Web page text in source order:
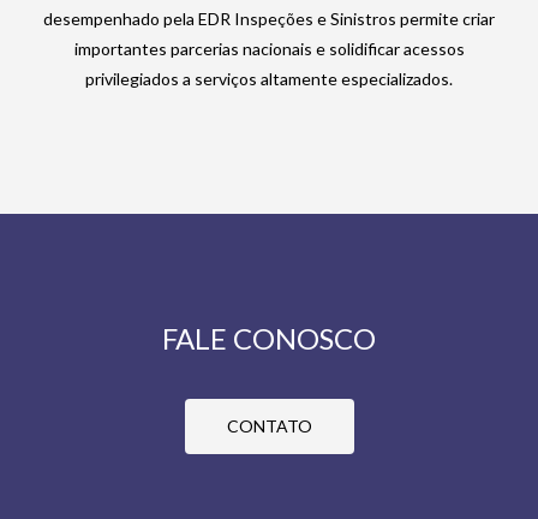
desempenhado pela EDR Inspeções e Sinistros permite criar
importantes parcerias nacionais e solidificar acessos
privilegiados a serviços altamente especializados.
FALE CONOSCO
CONTATO